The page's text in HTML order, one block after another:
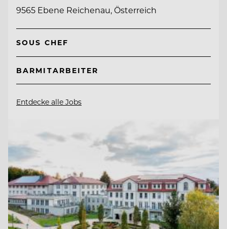
9565 Ebene Reichenau, Österreich
SOUS CHEF
BARMITARBEITER
Entdecke alle Jobs